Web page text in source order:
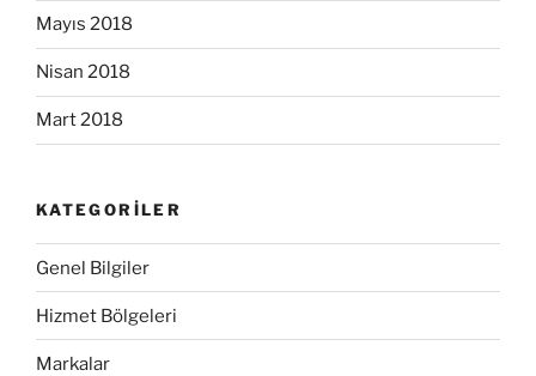
Mayıs 2018
Nisan 2018
Mart 2018
KATEGORILER
Genel Bilgiler
Hizmet Bölgeleri
Markalar